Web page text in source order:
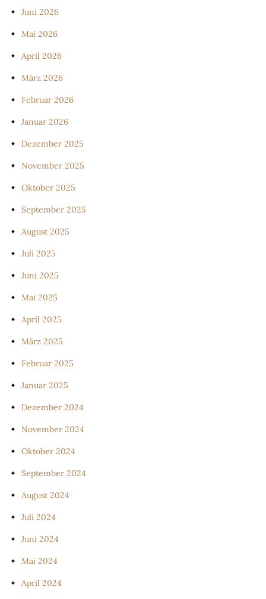
Juni 2026
Mai 2026
April 2026
März 2026
Februar 2026
Januar 2026
Dezember 2025
November 2025
Oktober 2025
September 2025
August 2025
Juli 2025
Juni 2025
Mai 2025
April 2025
März 2025
Februar 2025
Januar 2025
Dezember 2024
November 2024
Oktober 2024
September 2024
August 2024
Juli 2024
Juni 2024
Mai 2024
April 2024